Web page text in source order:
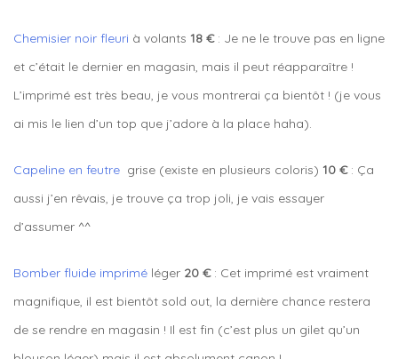
Chemisier noir fleuri à volants 18 €: Je ne le trouve pas en ligne
et c’était le dernier en magasin, mais il peut réapparaître !
L’imprimé est très beau, je vous montrerai ça bientôt ! (je vous
ai mis le lien d’un top que j’adore à la place haha).
Capeline en feutre grise (existe en plusieurs coloris) 10 €: Ça
aussi j’en rêvais, je trouve ça trop joli, je vais essayer
d’assumer ^^
Bomber fluide imprimé léger 20 €: Cet imprimé est vraiment
magnifique, il est bientôt sold out, la dernière chance restera
de se rendre en magasin ! Il est fin (c’est plus un gilet qu’un